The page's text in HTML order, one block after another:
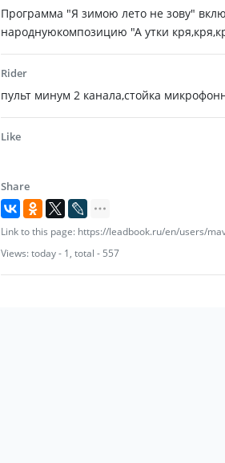
Программа "Я зимою лето не зову"
народнуюкомпозицию "А утки
Rider
пульт минум 2 канала,стойка
Like
Share
Link to this page: https://leadbook.ru/en/users/
Views: today - 1, total - 557